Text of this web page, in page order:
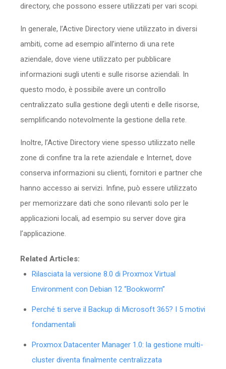
directory, che possono essere utilizzati per vari scopi.
In generale, l’Active Directory viene utilizzato in diversi
ambiti, come ad esempio all’interno di una rete
aziendale, dove viene utilizzato per pubblicare
informazioni sugli utenti e sulle risorse aziendali. In
questo modo, è possibile avere un controllo
centralizzato sulla gestione degli utenti e delle risorse,
semplificando notevolmente la gestione della rete.
Inoltre, l’Active Directory viene spesso utilizzato nelle
zone di confine tra la rete aziendale e Internet, dove
conserva informazioni su clienti, fornitori e partner che
hanno accesso ai servizi. Infine, può essere utilizzato
per memorizzare dati che sono rilevanti solo per le
applicazioni locali, ad esempio su server dove gira
l’applicazione.
Related Articles:
Rilasciata la versione 8.0 di Proxmox Virtual
Environment con Debian 12 “Bookworm”
Perché ti serve il Backup di Microsoft 365? I 5 motivi
fondamentali
Proxmox Datacenter Manager 1.0: la gestione multi-
cluster diventa finalmente centralizzata